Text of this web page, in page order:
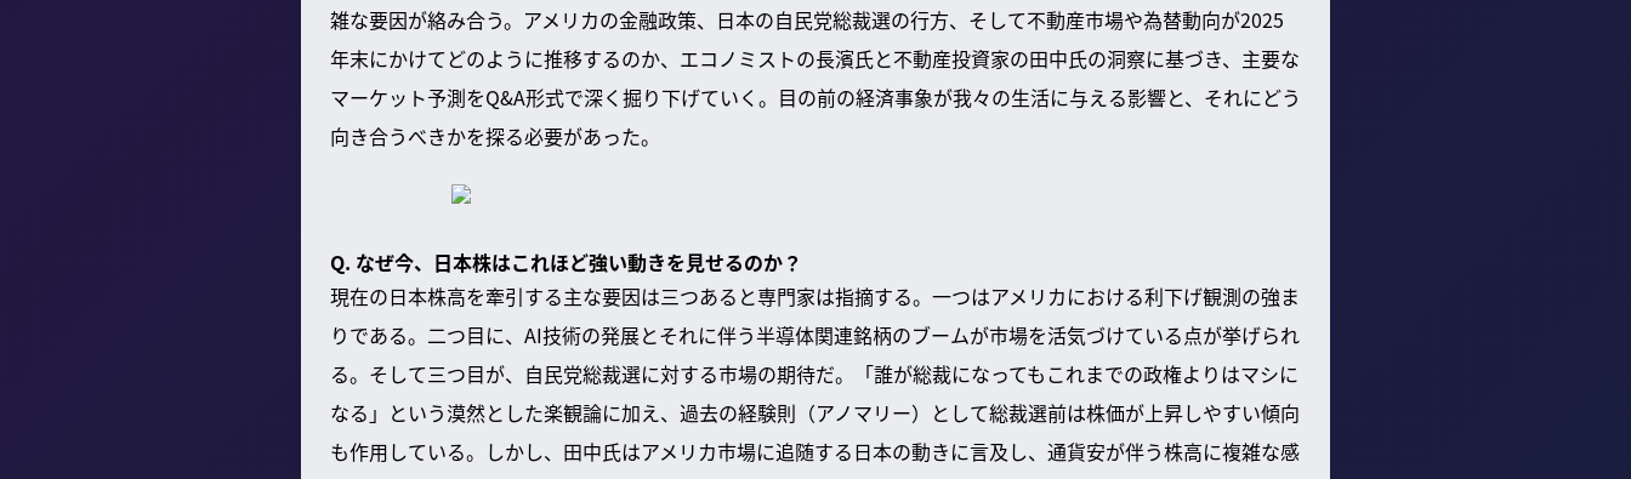
雑な要因が絡み合う。アメリカの金融政策、日本の自民党総裁選の行方、そして不動産市場や為替動向が2025
年末にかけてどのように推移するのか、エコノミストの長濱氏と不動産投資家の田中氏の洞察に基づき、主要な
マーケット予測をQ&A形式で深く掘り下げていく。目の前の経済事象が我々の生活に与える影響と、それにどう
向き合うべきかを探る必要があった。
Q. なぜ今、日本株はこれほど強い動きを見せるのか？
現在の日本株高を牽引する主な要因は三つあると専門家は指摘する。一つはアメリカにおける利下げ観測の強ま
りである。二つ目に、AI技術の発展とそれに伴う半導体関連銘柄のブームが市場を活気づけている点が挙げられ
る。そして三つ目が、自民党総裁選に対する市場の期待だ。「誰が総裁になってもこれまでの政権よりはマシに
なる」という漠然とした楽観論に加え、過去の経験則（アノマリー）として総裁選前は株価が上昇しやすい傾向
も作用している。しかし、田中氏はアメリカ市場に追随する日本の動きに言及し、通貨安が伴う株高に複雑な感